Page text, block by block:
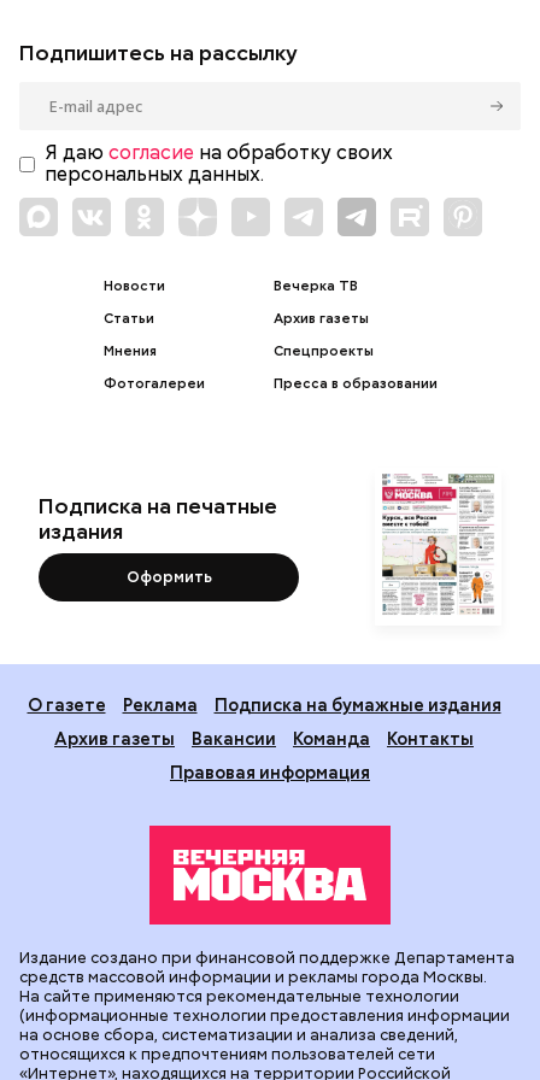
Подпишитесь на рассылку
Я даю согласие на обработку своих
персональных данных.
Новости
Статьи
Мнения
Фотогалереи
Вечерка ТВ
Архив газеты
Спецпроекты
Пресса в образовании
Подписка на печатные
издания
Оформить
О газете Реклама
Подписка на бумажные издания
Архив газеты
Вакансии Команда
Контакты
Правовая информация
Издание создано при финансовой поддержке Департамента
средств массовой информации и рекламы города Москвы.
На сайте применяются рекомендательные технологии
(информационные технологии предоставления информации
на основе сбора, систематизации и анализа сведений,
относящихся к предпочтениям пользователей сети
«Интернет», находящихся на территории Российской